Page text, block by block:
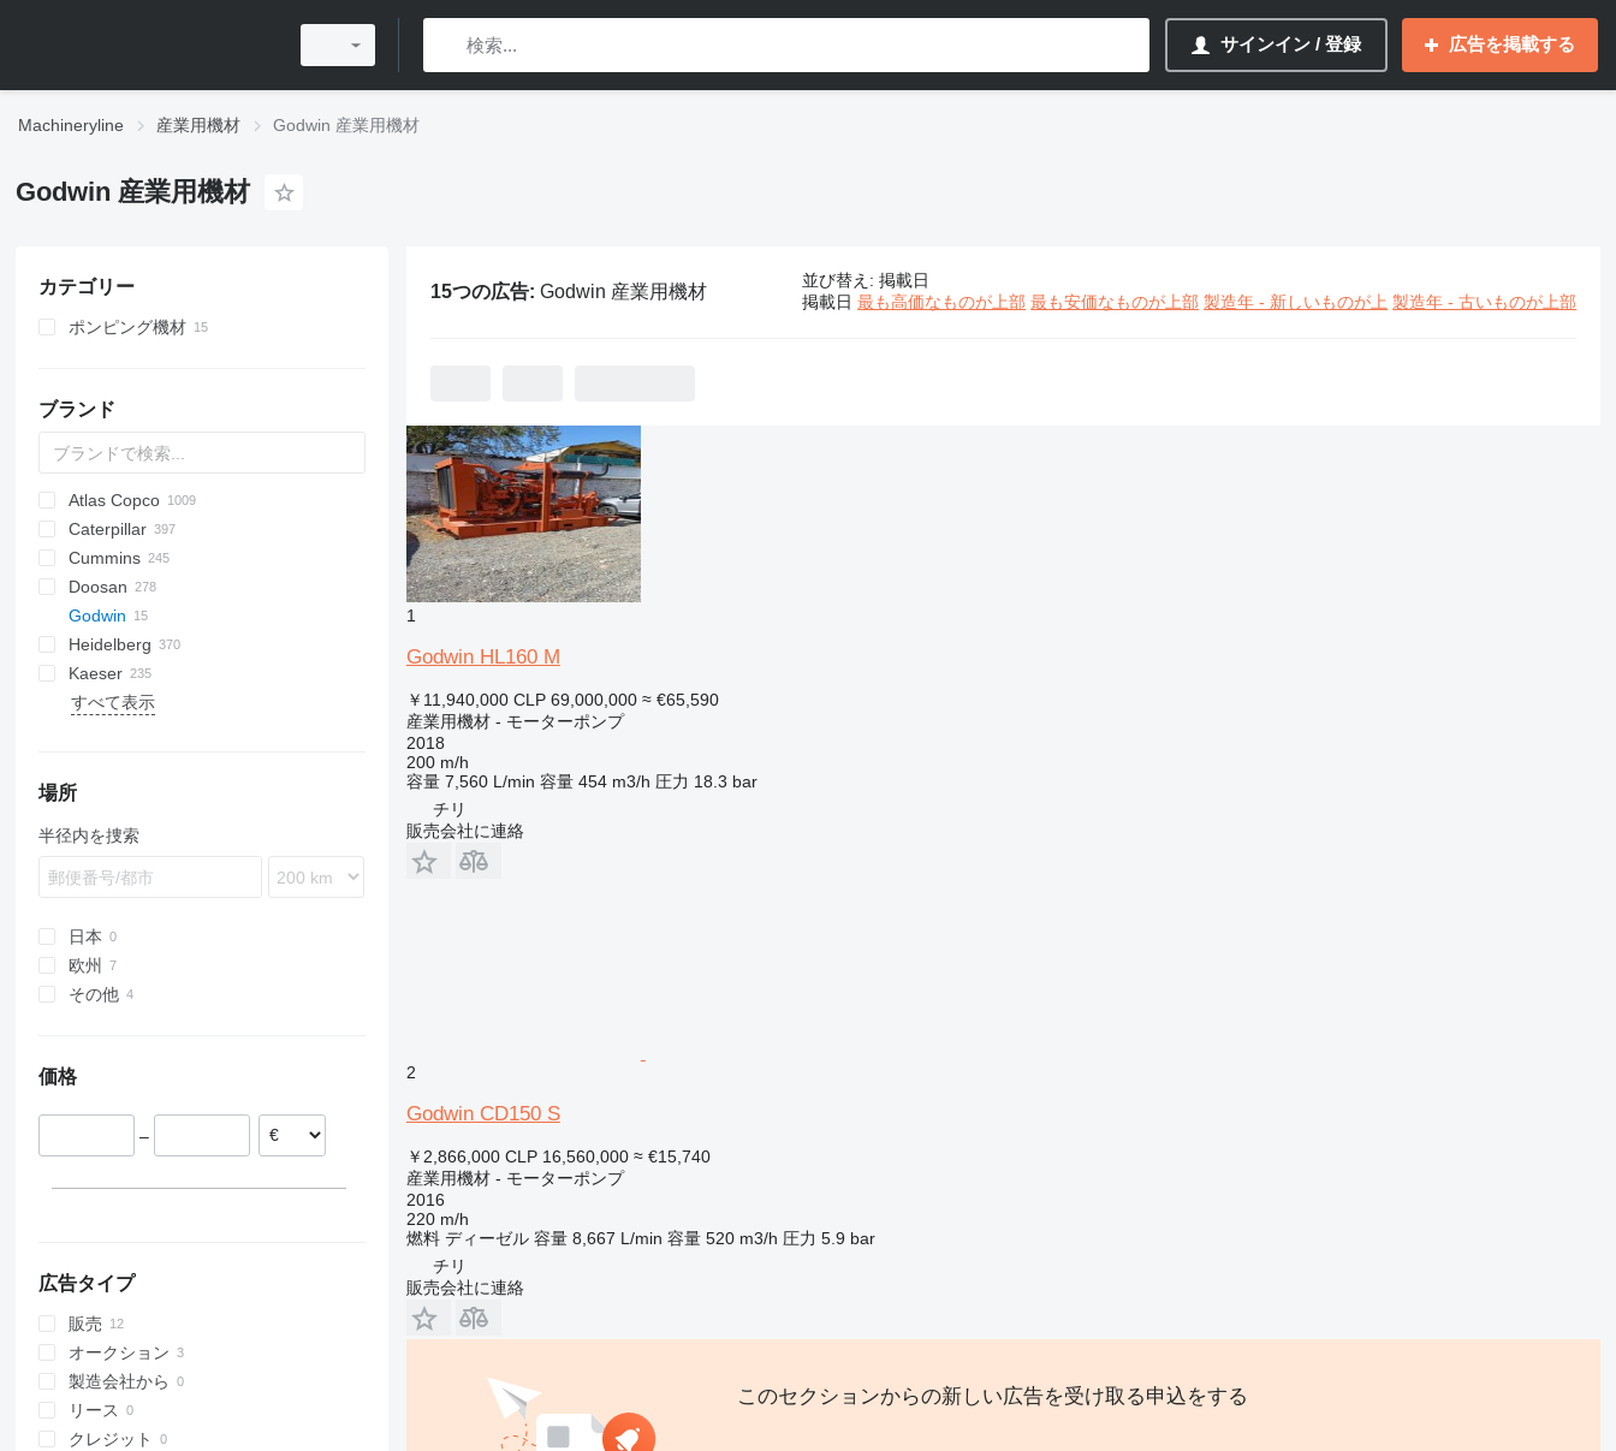
サインイン / 登録 広告を掲載する
Machineryline 産業用機材 Godwin 産業用機材
Godwin 産業用機材
カテゴリー
ポンピング機材
ブランド
PDS
APD
AB
Ensis
Pega
VZ
AG3
Atlas Copco
DrillAir
E-Air
GA
LT
QAS
QAX
QEP
XAS
XATS
XAVS
XRHS
XRVS
ZT
QAS
W series
XAS
PDP
E-series
G-series
KG
B-series
BM
BW
GFS
VT
Rover
Skipper
533
PA
Airpure
Britecpure
BySprint Fiber
CK
SR
Caterpillar
120
160
315
320
330
365
G-series
GC
M-series
V-series
CPS
DZ
FZ
Berlingo
Jumper
C-series
DLT
DS
H-series
Cummins
C-series
KTA
CMX
CTX
DMC
DMU
FP
KF
SC
DCA
BF
D-series
F2L912
D-series
S-series
SP
W-series
Doosan
B-series
G-series
AK
DW
DZ
DC
LHF
ORIGO
SJ
TF
VF
VSC
TF
ESE
EZG
SureColor
LBM
P-series
700-series
Concept
FDT
Transit
HB
F-Line
EM
MCM
CTF
V20
VB
VT
DPAS
DPS
DVR
DVS
LT
PLD
Godwin
AKF
ZS
RH
SE
SL
FS
EC
SL
ST
HSLX
TS
SL
H-series
HD
VB
VF
103 LO
103 SP
107-20
Heidelberg
GTO
GTP
SM
Stahlfolder
Suprasetter
C-series
U-series
HFW
HYW
A-series
FXS
TS
Kal
Profi
EB
EU
AC
AFC
MC
PJ
SPF
ST
StitchLiner
VAC
HKN
VMX
FS
TS
H-series
i-Series
PW
G-series
P-series
1600
550
8010
FC
HF
KR
Kaeser
AS
SM
KKS
KK
Minarc
ZSW
Crambo
KR
D-series
FW
ES
B-series
500
E-series
DTS
LE
K-series
Shark
Junior
MH 400 P
MT
RB
HQR
VTC
Variaxis
Sprinter
LBV
UCP
Big Blue
D-series
Crysta-Apex
Aero
KNC 5 1500
CL
GE
LT
MD
Citoborma
NV
LB
GEH
V-series
OPTImill
S2R
1100 Series
Expert
CH4000
GF
FCA
ES
SM3
AMT
Kangoo
GF2
535
MDVN
SR
Olimpic
J-series
W-series
D-series
Professional
T-10
SSDP
TS
F-series
38K
900
CookieMAK
TW
820
Surfacer
RL
Deco
T-Series
VB
Proace
TNK
X-BOX
X-SOLAR
T 23F
TruLaser
T600
TL
TSC
BFT 90/3
Caddy
840
HK
Compact
G-series
LTN
DF
Hydromat
EBO 68
MZA
W-series
Quickbinder
Versant
LPG
すべて表示
場所
半径内を捜索
日本
欧州
オランダ
その他
価格
–
広告タイプ
販売
オークション
製造会社から
リース
クレジット
15つの広告: Godwin 産業用機材
並び替え : 掲載日
掲載日 最も高価なものが上部 最も安価なものが上部 製造年 - 新しいものが上 製造年 - 古いものが上部
1
Godwin HL160 M
￥11,940,000 CLP 69,000,000 ≈ €65,590
産業用機材 - モーターポンプ
2018
200 m/h
容量 7,560 L/min 容量 454 m3/h 圧力 18.3 bar
チリ
販売会社に連絡
2
Godwin CD150 S
￥2,866,000 CLP 16,560,000 ≈ €15,740
産業用機材 - モーターポンプ
2016
220 m/h
燃料 ディーゼル 容量 8,667 L/min 容量 520 m3/h 圧力 5.9 bar
チリ
販売会社に連絡
このセクションからの新しい広告を受け取る申込をする